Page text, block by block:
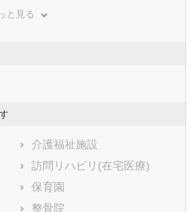
大阪市浪速区
大阪市鶴見区
大阪市平野区
大阪市中央区
と見る
介護福祉施設
訪問リハビリ(在宅医療)
保育園
整骨院